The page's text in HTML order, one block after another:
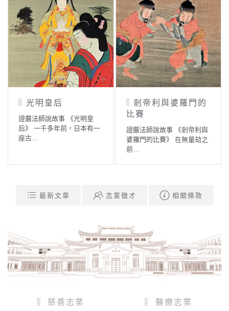
剎帝利與婆羅門的
比賽
證嚴法師說故事 《剎帝利與
婆羅門的比賽》 在無量劫之
發揮人生的價值
證嚴法師說故事 《發揮人生
的價值》 古時候，有一位參
學…
最新文章 志業徵才 相關條款
慈善志業 醫療志業